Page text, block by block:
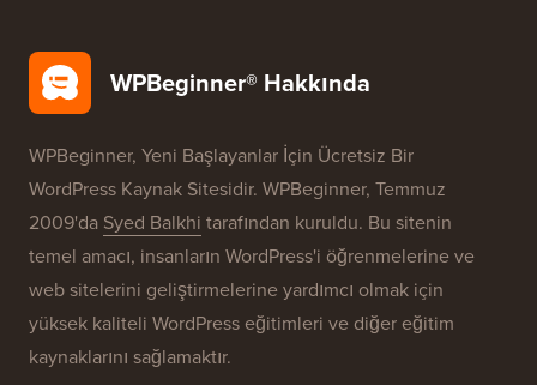
WPBeginner® Hakkında
WPBeginner, Yeni Başlayanlar İçin Ücretsiz Bir
WordPress Kaynak Sitesidir. WPBeginner, Temmuz
2009'da Syed Balkhi tarafından kuruldu. Bu sitenin
temel amacı, insanların WordPress'i öğrenmelerine ve
web sitelerini geliştirmelerine yardımcı olmak için
yüksek kaliteli WordPress eğitimleri ve diğer eğitim
kaynaklarını sağlamaktır.